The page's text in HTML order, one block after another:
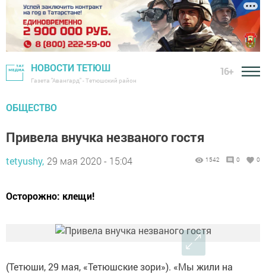
НОВОСТИ ТЕТЮШ
Газета "Авангард" - Тетюшский район
16+
ОБЩЕСТВО
Привела внучка незваного гостя
tetyushy, 29 мая 2020 - 15:04 1542 0 0
Осторожно: клещи!
(Тетюши, 29 мая, «Тетюшские зори»). «Мы жили на